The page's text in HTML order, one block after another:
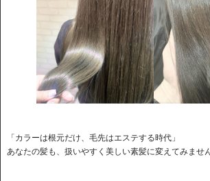
「カラーは根元だけ、毛先はエステする時代」
あなたの髪も、扱いやすく美しい素髪に変えてみませ